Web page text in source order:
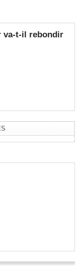
va-t-il rebondir